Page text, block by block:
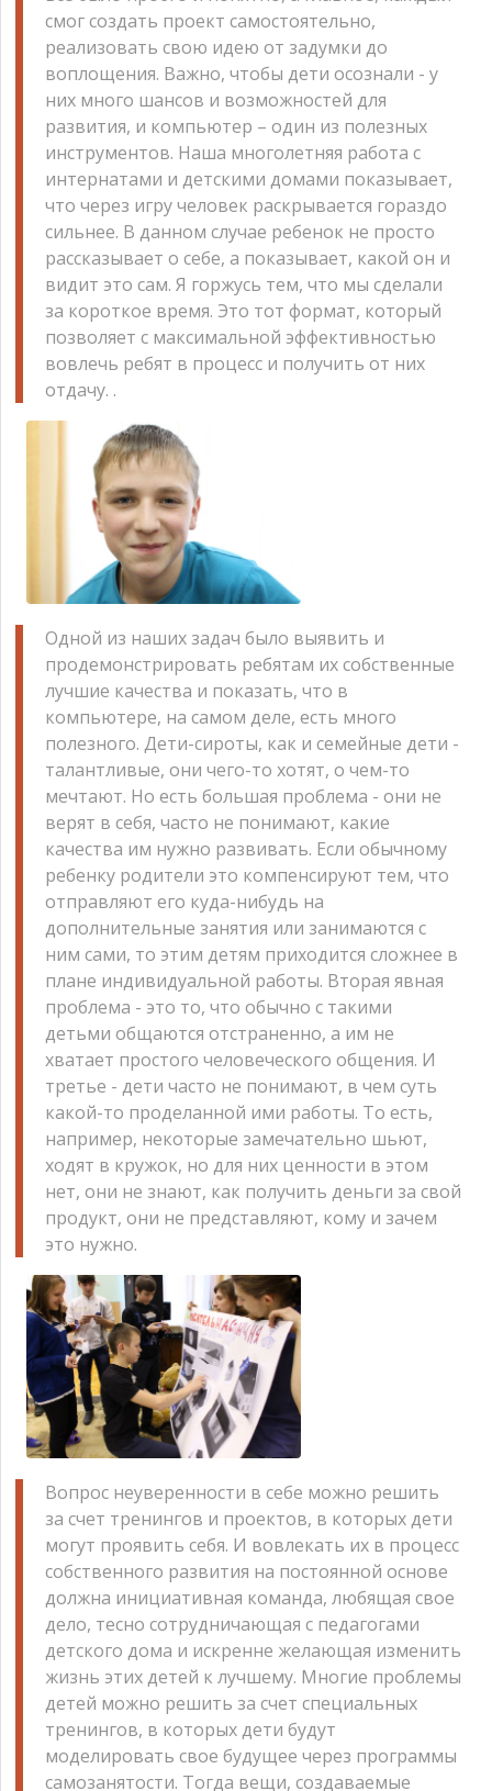
смог создать проект самостоятельно,
реализовать свою идею от задумки до
воплощения. Важно, чтобы дети осознали - у
них много шансов и возможностей для
развития, и компьютер – один из полезных
инструментов. Наша многолетняя работа с
интернатами и детскими домами показывает,
что через игру человек раскрывается гораздо
сильнее. В данном случае ребенок не просто
рассказывает о себе, а показывает, какой он и
видит это сам. Я горжусь тем, что мы сделали
за короткое время. Это тот формат, который
позволяет с максимальной эффективностью
вовлечь ребят в процесс и получить от них
отдачу. .
Одной из наших задач было выявить и
продемонстрировать ребятам их собственные
лучшие качества и показать, что в
компьютере, на самом деле, есть много
полезного. Дети-сироты, как и семейные дети -
талантливые, они чего-то хотят, о чем-то
мечтают. Но есть большая проблема - они не
верят в себя, часто не понимают, какие
качества им нужно развивать. Если обычному
ребенку родители это компенсируют тем, что
отправляют его куда-нибудь на
дополнительные занятия или занимаются с
ним сами, то этим детям приходится сложнее в
плане индивидуальной работы. Вторая явная
проблема - это то, что обычно с такими
детьми общаются отстраненно, а им не
хватает простого человеческого общения. И
третье - дети часто не понимают, в чем суть
какой-то проделанной ими работы. То есть,
например, некоторые замечательно шьют,
ходят в кружок, но для них ценности в этом
нет, они не знают, как получить деньги за свой
продукт, они не представляют, кому и зачем
это нужно.
Вопрос неуверенности в себе можно решить
за счет тренингов и проектов, в которых дети
могут проявить себя. И вовлекать их в процесс
собственного развития на постоянной основе
должна инициативная команда, любящая свое
дело, тесно сотрудничающая с педагогами
детского дома и искренне желающая изменить
жизнь этих детей к лучшему. Многие проблемы
детей можно решить за счет специальных
тренингов, в которых дети будут
моделировать свое будущее через программы
самозанятости. Тогда вещи, создаваемые